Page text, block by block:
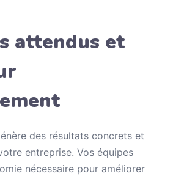
attendus et
des résultats concrets et
entreprise. Vos équipes
nécessaire pour améliorer